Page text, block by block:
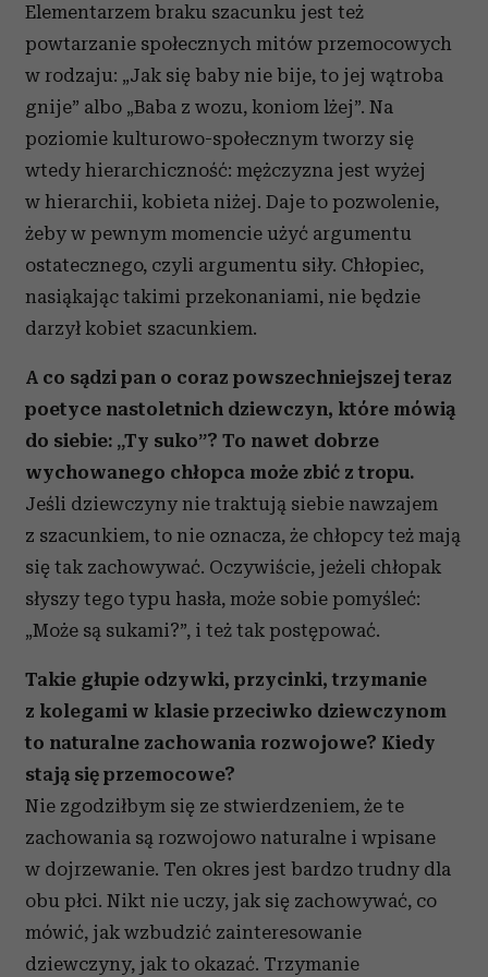
Partnerzy mogą połączyć te informacje z innymi danymi
otrzymanymi od Ciebie lub uzyskanymi podczas
korzystania z ich usług.
Elementarzem braku szacunku jest też
powtarzanie społecznych mitów przemocowych
w rodzaju: „Jak się baby nie bije, to jej wątroba
gnije” albo „Baba z wozu, koniom lżej”. Na
poziomie kulturowo-społecznym tworzy się
wtedy hierarchiczność: mężczyzna jest wyżej
w hierarchii, kobieta niżej. Daje to pozwolenie,
żeby w pewnym momencie użyć argumentu
ostatecznego, czyli argumentu siły. Chłopiec,
nasiąkając takimi przekonaniami, nie będzie
darzył kobiet szacunkiem.
A co sądzi pan o coraz powszechniejszej teraz
poetyce nastoletnich dziewczyn, które mówią
do siebie: „Ty suko”? To nawet dobrze
wychowanego chłopca może zbić z tropu.
Jeśli dziewczyny nie traktują siebie nawzajem
z szacunkiem, to nie oznacza, że chłopcy też mają
się tak zachowywać. Oczywiście, jeżeli chłopak
słyszy tego typu hasła, może sobie pomyśleć:
„Może są sukami?”, i też tak postępować.
Takie głupie odzywki, przycinki, trzymanie
z kolegami w klasie przeciwko dziewczynom
to naturalne zachowania rozwojowe? Kiedy
stają się przemocowe?
Nie zgodziłbym się ze stwierdzeniem, że te
zachowania są rozwojowo naturalne i wpisane
w dojrzewanie. Ten okres jest bardzo trudny dla
obu płci. Nikt nie uczy, jak się zachowywać, co
mówić, jak wzbudzić zainteresowanie
dziewczyny, jak to okazać. Trzymanie